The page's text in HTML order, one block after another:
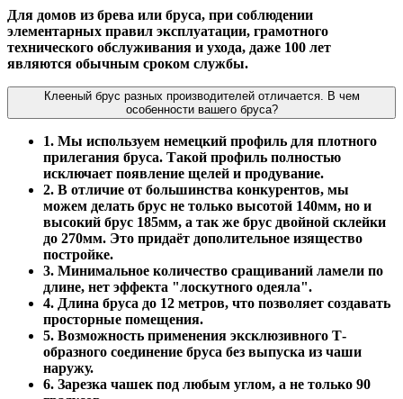
Для домов из брева или бруса, при соблюдении
элементарных правил эксплуатации, грамотного
технического обслуживания и ухода, даже 100 лет
являются обычным сроком службы.
Клееный брус разных производителей отличается. В чем
особенности вашего бруса?
1. Мы используем немецкий профиль для плотного
прилегания бруса. Такой профиль полностью
исключает появление щелей и продувание.
2. В отличие от большинства конкурентов, мы
можем делать брус не только высотой 140мм, но и
высокий брус 185мм, а так же брус двойной склейки
до 270мм. Это придаёт дополительное изящество
постройке.
3. Минимальное количество сращиваний ламели по
длине, нет эффекта "лоскутного одеяла".
4. Длина бруса до 12 метров, что позволяет создавать
просторные помещения.
5. Возможность применения эксклюзивного Т-
образного соединение бруса без выпуска из чаши
наружу.
6. Зарезка чашек под любым углом, а не только 90